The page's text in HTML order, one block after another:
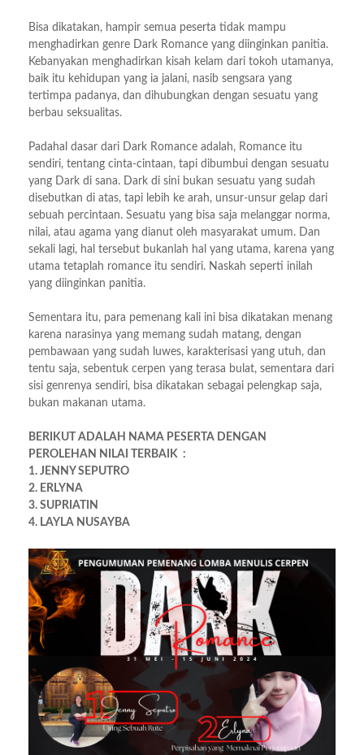
Bisa dikatakan, hampir semua peserta tidak mampu
menghadirkan genre Dark Romance yang diinginkan panitia.
Kebanyakan menghadirkan kisah kelam dari tokoh utamanya,
baik itu kehidupan yang ia jalani, nasib sengsara yang
tertimpa padanya, dan dihubungkan dengan sesuatu yang
berbau seksualitas.
Padahal dasar dari Dark Romance adalah, Romance itu
sendiri, tentang cinta-cintaan, tapi dibumbui dengan sesuatu
yang Dark di sana. Dark di sini bukan sesuatu yang sudah
disebutkan di atas, tapi lebih ke arah, unsur-unsur gelap dari
sebuah percintaan. Sesuatu yang bisa saja melanggar norma,
nilai, atau agama yang dianut oleh masyarakat umum. Dan
sekali lagi, hal tersebut bukanlah hal yang utama, karena yang
utama tetaplah romance itu sendiri. Naskah seperti inilah
yang diinginkan panitia.
Sementara itu, para pemenang kali ini bisa dikatakan menang
karena narasinya yang memang sudah matang, dengan
pembawaan yang sudah luwes, karakterisasi yang utuh, dan
tentu saja, sebentuk cerpen yang terasa bulat, sementara dari
sisi genrenya sendiri, bisa dikatakan sebagai pelengkap saja,
bukan makanan utama.
BERIKUT ADALAH NAMA PESERTA DENGAN
PEROLEHAN NILAI TERBAIK :
1. JENNY SEPUTRO
2. ERLYNA
3. SUPRIATIN
4. LAYLA NUSAYBA